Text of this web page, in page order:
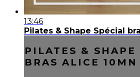
13:46
Pilates & Shape Spécial
PILATES & SHAPE
BRAS ALICE 10MN